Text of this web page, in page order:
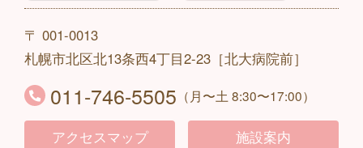
〒 001-0013
札幌市北区北13条西4丁目2-23［北大病院前］
011-746-5505 （月〜土 8:30〜17:00）
アクセスマップ 施設案内